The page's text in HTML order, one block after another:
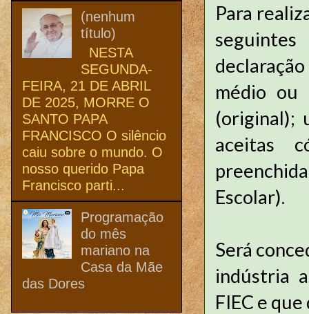
Para
médio ou
(original);
aceitas
Escolar).
Será
indústria
FIEC e
(nenhum
título)
NESTA
SEGUNDA-
FEIRA, 21 DE ABRIL
DE 2025, MORRE O
SANTO PAPA
FRANCISCO O silêncio
caiu sobre o mundo. O
nosso querido Papa
Francisco parti...
Programação
do mês
mariano na
Casa da Mãe
das Dores